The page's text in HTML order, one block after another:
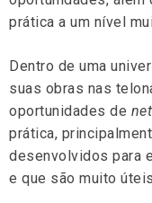
prática a um nível
Dentro de uma
suas obras nas
oportunidades de
prática,
desenvolvidos para
e que são muito